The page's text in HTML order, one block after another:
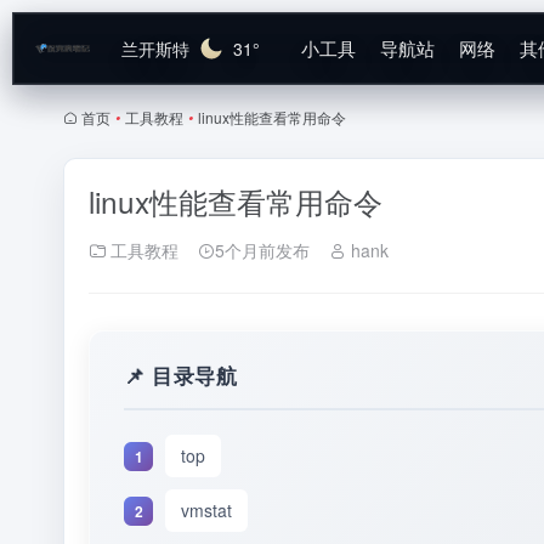
兰开斯特 31° 小工具 导航站 网络 其
首页 • 工具教程 • linux性能查看常用命令
linux性能查看常用命令
工具教程 5个月前发布 hank
top
vmstat